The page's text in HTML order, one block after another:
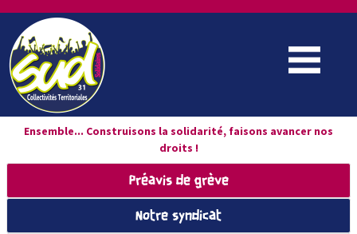
Ensemble... Construisons la solidarité, faisons avancer nos
droits !
Préavis de grève
Notre syndicat